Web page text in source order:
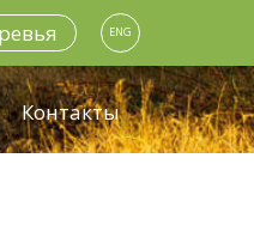
ENG
Контакты